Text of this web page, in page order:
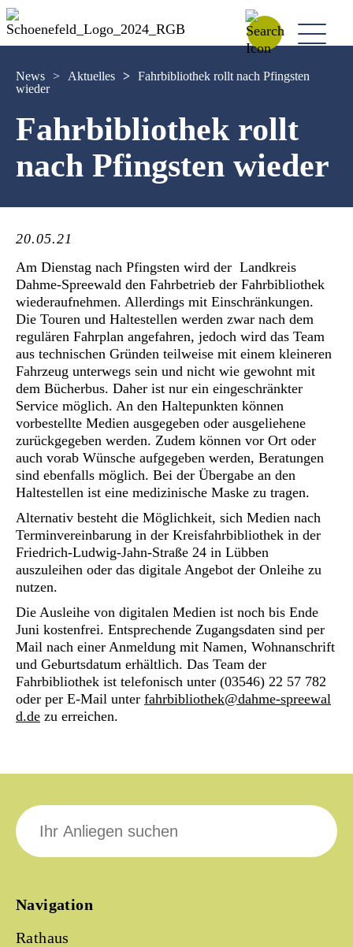
News > Aktuelles > Fahrbibliothek rollt nach Pfingsten
wieder
Fahrbibliothek rollt
nach Pfingsten wieder
20.05.21
Am Dienstag nach Pfingsten wird der Landkreis
Dahme-Spreewald den Fahrbetrieb der Fahrbibliothek
wiederaufnehmen. Allerdings mit Einschränkungen.
Die Touren und Haltestellen werden zwar nach dem
regulären Fahrplan angefahren, jedoch wird das Team
aus technischen Gründen teilweise mit einem kleineren
Fahrzeug unterwegs sein und nicht wie gewohnt mit
dem Bücherbus. Daher ist nur ein eingeschränkter
Service möglich. An den Haltepunkten können
vorbestellte Medien ausgegeben oder ausgeliehene
zurückgegeben werden. Zudem können vor Ort oder
auch vorab Wünsche aufgegeben werden, Beratungen
sind ebenfalls möglich. Bei der Übergabe an den
Haltestellen ist eine medizinische Maske zu tragen.
Alternativ besteht die Möglichkeit, sich Medien nach
Terminvereinbarung in der Kreisfahrbibliothek in der
Friedrich-Ludwig-Jahn-Straße 24 in Lübben
auszuleihen oder das digitale Angebot der Onleihe zu
nutzen.
Die Ausleihe von digitalen Medien ist noch bis Ende
Juni kostenfrei. Entsprechende Zugangsdaten sind per
Mail nach einer Anmeldung mit Namen, Wohnanschrift
und Geburtsdatum erhältlich. Das Team der
Fahrbibliothek ist telefonisch unter (03546) 22 57 782
oder per E-Mail unter fahrbibliothek@dahme-spreewal
d.de zu erreichen.
Navigation
Rathaus
Suche
nach: